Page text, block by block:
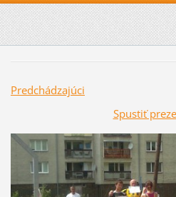
Predchádzajúci
Spustiť